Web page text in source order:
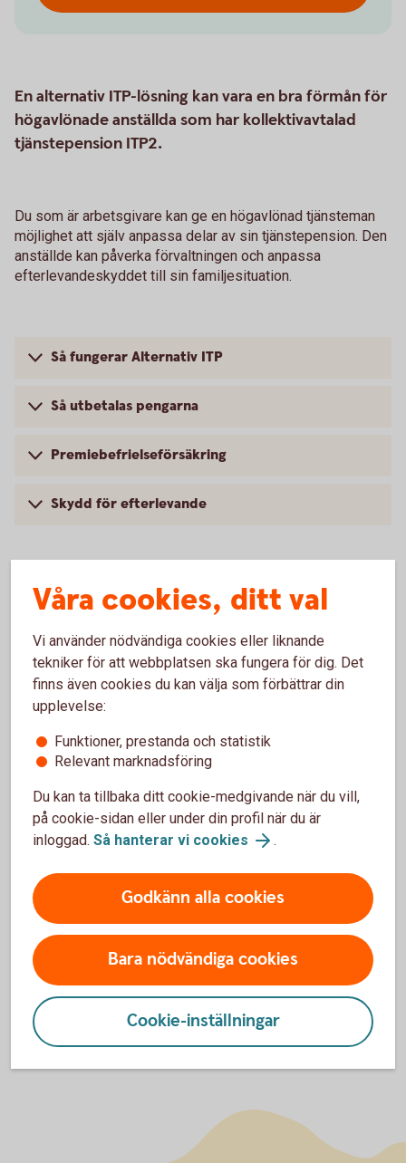
En alternativ ITP-lösning kan vara en bra förmån för
högavlönade anställda som har kollektivavtalad
tjänstepension ITP2.
Du som är arbetsgivare kan ge en högavlönad tjänsteman
möjlighet att själv anpassa delar av sin tjänstepension. Den
anställde kan påverka förvaltningen och anpassa
efterlevandeskyddet till sin familjesituation.
Så fungerar Alternativ ITP
Så utbetalas pengarna
Premiebefrielseförsäkring
Skydd för efterlevande
Fler pensionslösningar
Tjänstepension med depå
Erbjud medarbetarna löneväxling
Direktpension
Företag med kollektivavtal
Alternativ ITP
Våra cookies, ditt val
Vi använder nödvändiga cookies eller liknande
tekniker för att webbplatsen ska fungera för dig. Det
finns även cookies du kan välja som förbättrar din
upplevelse:
Funktioner, prestanda och statistik
Relevant marknadsföring
Du kan ta tillbaka ditt cookie-medgivande när du vill,
på cookie-sidan eller under din profil när du är
inloggad. Så hanterar vi cookies .
Godkänn alla cookies
Bara nödvändiga cookies
Cookie-inställningar